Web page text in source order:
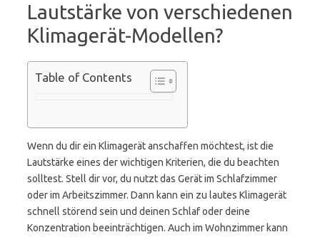
Lautstärke von verschiedenen
Klimagerät-Modellen?
Table of Contents
Wenn du dir ein Klimagerät anschaffen möchtest, ist die
Lautstärke eines der wichtigen Kriterien, die du beachten
solltest. Stell dir vor, du nutzt das Gerät im Schlafzimmer
oder im Arbeitszimmer. Dann kann ein zu lautes Klimagerät
schnell störend sein und deinen Schlaf oder deine
Konzentration beeinträchtigen. Auch im Wohnzimmer kann